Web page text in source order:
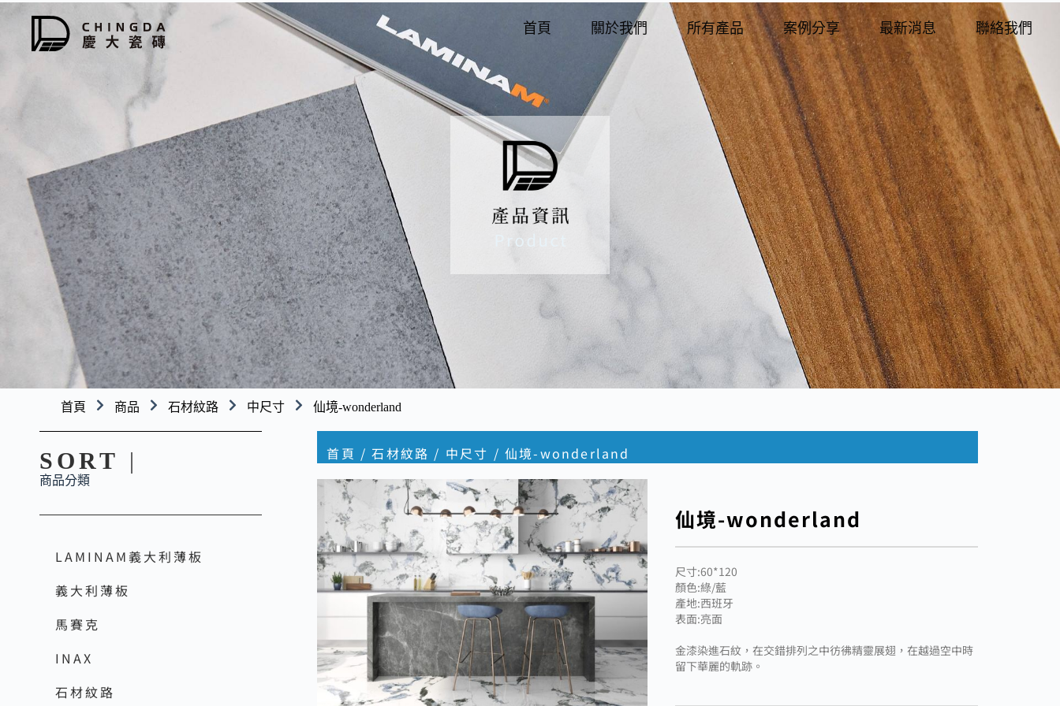
首頁 關於我們 所有產品 案例分享 最新消息 聯絡我們
首頁 商品 石材紋路 中尺寸 仙境-wonderland
SORT |
商品分類
LAMINAM義大利薄板
義大利薄板
馬賽克
INAX
石材紋路
首頁 /石材紋路 / 中尺寸 / 仙境-wonderland
仙境-wonderland
尺寸:60*120
顏色:綠/藍
產地:西班牙
表面:亮面
金漆染進石紋，在交錯排列之中彷彿精靈展翅，在越過空中時
留下華麗的軌跡。